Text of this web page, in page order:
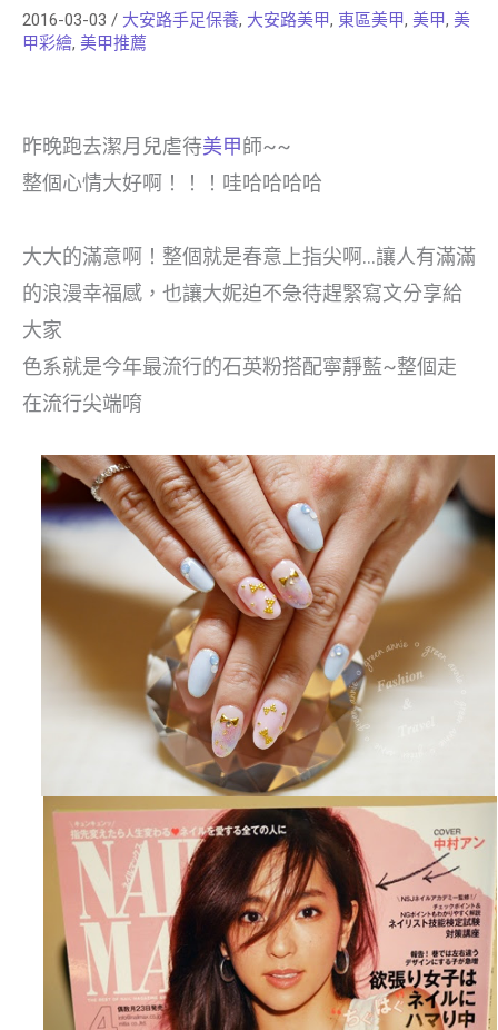
2016-03-03 / 大安路手足保養, 大安路美甲, 東區美甲, 美甲, 美
甲彩繪, 美甲推薦
昨晚跑去潔月兒虐待美甲師~~
整個心情大好啊！！！哇哈哈哈哈
大大的滿意啊！整個就是春意上指尖啊…讓人有滿滿
的浪漫幸福感，也讓大妮迫不急待趕緊寫文分享給
大家
色系就是今年最流行的石英粉搭配寧靜藍~整個走
在流行尖端唷